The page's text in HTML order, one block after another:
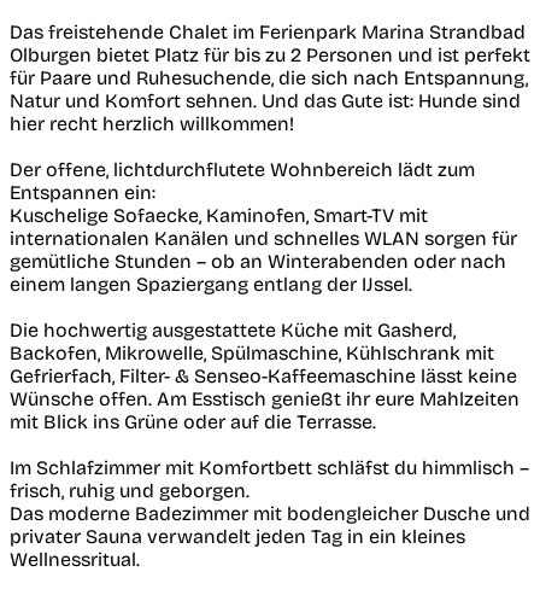
Das freistehende Chalet im Ferienpark Marina Strandbad
Olburgen bietet Platz für bis zu 2 Personen und ist perfekt
für Paare und Ruhesuchende, die sich nach Entspannung,
Natur und Komfort sehnen. Und das Gute ist: Hunde sind
hier recht herzlich willkommen!
Der offene, lichtdurchflutete Wohnbereich lädt zum
Entspannen ein:
Kuschelige Sofaecke, Kaminofen, Smart-TV mit
internationalen Kanälen und schnelles WLAN sorgen für
gemütliche Stunden – ob an Winterabenden oder nach
einem langen Spaziergang entlang der IJssel.
Die hochwertig ausgestattete Küche mit Gasherd,
Backofen, Mikrowelle, Spülmaschine, Kühlschrank mit
Gefrierfach, Filter- & Senseo-Kaffeemaschine lässt keine
Wünsche offen. Am Esstisch genießt ihr eure Mahlzeiten
mit Blick ins Grüne oder auf die Terrasse.
Im Schlafzimmer mit Komfortbett schläfst du himmlisch –
frisch, ruhig und geborgen.
Das moderne Badezimmer mit bodengleicher Dusche und
privater Sauna verwandelt jeden Tag in ein kleines
Wellnessritual.